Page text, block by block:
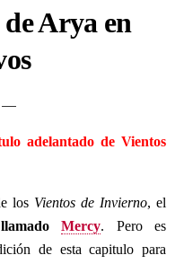
Arya en
—
adelantado de Vientos
los Vientos de Invierno, el
Mercy. Pero es
de esta capitulo para